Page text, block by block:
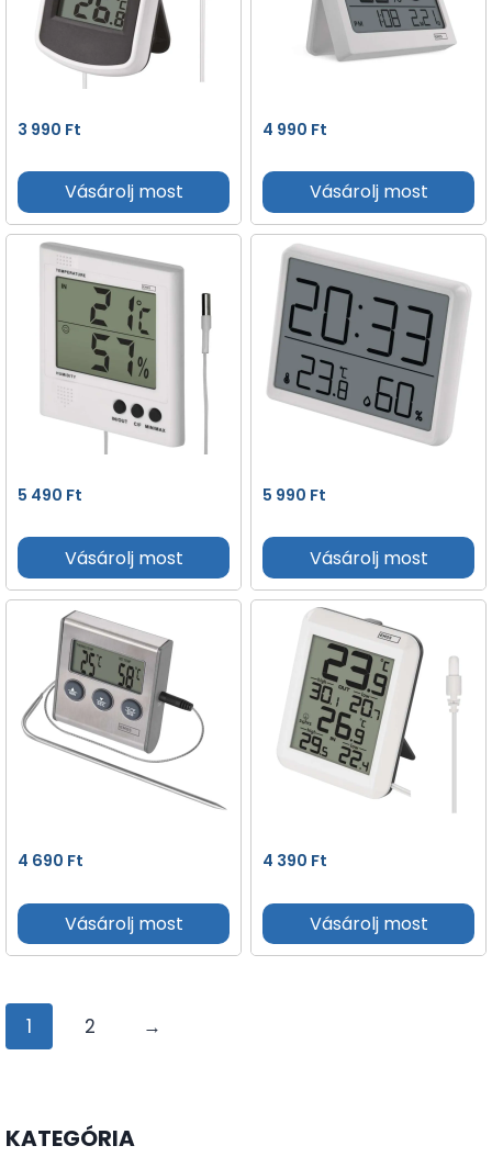
3 990 Ft
Vásárolj most
4 990 Ft
Vásárolj most
5 490 Ft
Vásárolj most
5 990 Ft
Vásárolj most
4 690 Ft
Vásárolj most
4 390 Ft
Vásárolj most
1 2 →
KATEGÓRIA